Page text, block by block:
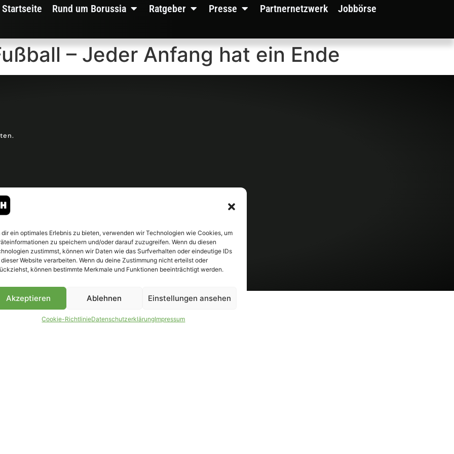
dir ein optimales Erlebnis zu bieten, verwenden wir Technologien wie Cookies, um
zu speichern und/oder darauf zuzugreifen. Wenn du diesen
zustimmst, können wir Daten wie das Surfverhalten oder eindeutige IDs
Website verarbeiten. Wenn du deine Zustimmung nicht erteilst oder
können bestimmte Merkmale und Funktionen beeinträchtigt werden.
Akzeptieren Ablehnen Einstellungen ansehen
Cookie-RichtlinieDatenschutzerklärungImpressum
Startseite Rund um Borussia Ratgeber Presse Partnernetzwerk Jobbörse
– Jeder Anfang hat ein Ende